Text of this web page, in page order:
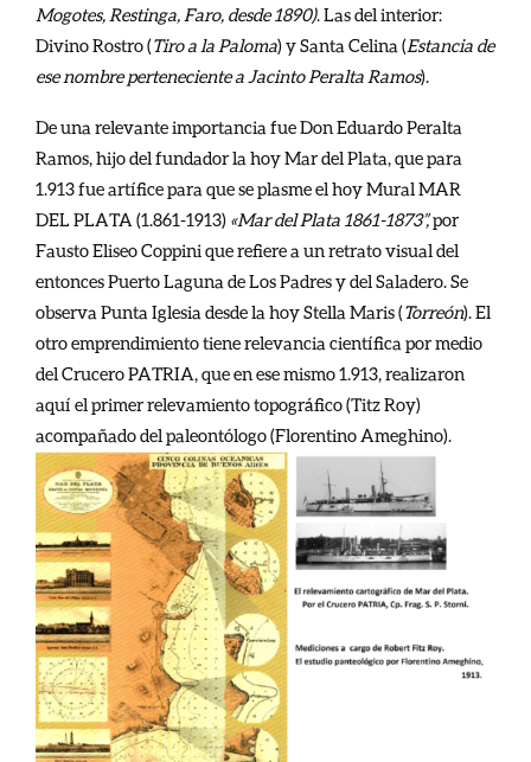
Mogotes, Restinga, Faro, desde 1890). Las del interior:
Divino Rostro (Tiro a la Paloma) y Santa Celina (Estancia de
ese nombre perteneciente a Jacinto Peralta Ramos).
De una relevante importancia fue Don Eduardo Peralta
Ramos, hijo del fundador la hoy Mar del Plata, que para
1.913 fue artífice para que se plasme el hoy Mural MAR
DEL PLATA (1.861-1913) «Mar del Plata 1861-1873”,por
Fausto Eliseo Coppini que refiere a un retrato visual del
entonces Puerto Laguna de Los Padres y del Saladero. Se
observa Punta Iglesia desde la hoy Stella Maris (Torreón). El
otro emprendimiento tiene relevancia científica por medio
del Crucero PATRIA, que en ese mismo 1.913, realizaron
aquí el primer relevamiento topográfico (Titz Roy)
acompañado del paleontólogo (Florentino Ameghino).